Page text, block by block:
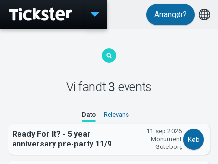
Events
Arrangør?
Vi fandt 3 events
Dato Relevans
Ready For It? - 5 year
anniversary pre-party 11/9
11 sep 2026,
Monument,
Göteborg
Køb